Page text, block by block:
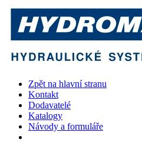
Zpět na hlavní stranu
Kontakt
Dodavatelé
Katalogy
Návody a formuláře